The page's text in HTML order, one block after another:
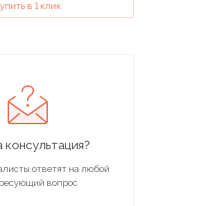
в 1 клик
ответят на любой
вопрос